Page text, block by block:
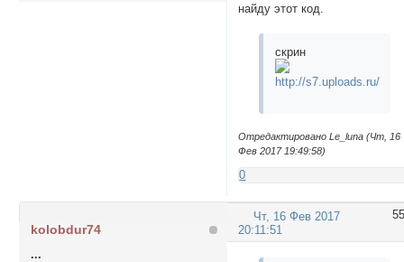
найду этот код.
скрин
Отредактировано Le_luna (Чт, 16
Фев 2017 19:49:58)
0
55
Чт, 16 Фев 2017
20:11:51
kolobdur74
...